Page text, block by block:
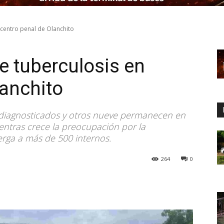
penal de Olanchito
tuberculosis en
y otros nueve permanecen en
crece la preocupación por la
a más de 500 internos.
0
264